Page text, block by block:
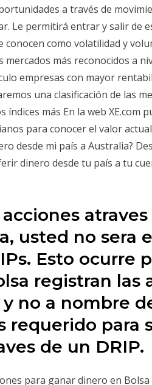
a través de
Le permitirá entrar y salir de
como volatilidad y
mercados más reconocidos a
empresas con mayor
una clasificación de las
más En la web XE.com
para conocer el valor actual
desde mi país a Australia?
dinero desde tu país a tu
usted no sera
Esto ocurre
registran las
no a nombre
requerido para
de un DRIP.
para ganar dinero en